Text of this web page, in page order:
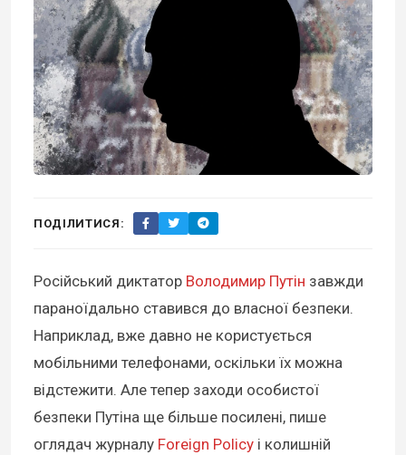
ПОДІЛИТИСЯ:
Російський диктатор Володимир Путін завжди
параноїдально ставився до власної безпеки.
Наприклад, вже давно не користується
мобільними телефонами, оскільки їх можна
відстежити. Але тепер заходи особистої
безпеки Путіна ще більше посилені, пише
оглядач журналу Foreign Policy і колишній